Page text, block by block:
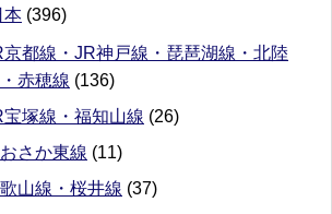
本 (396)
京都線・JR神戸線・琵琶湖線・北陸
赤穂線 (136)
宝塚線・福知山線 (26)
さか東線 (11)
山線・桜井線 (37)